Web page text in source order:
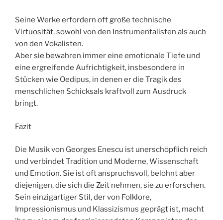
Seine Werke erfordern oft große technische
Virtuosität, sowohl von den Instrumentalisten als auch
von den Vokalisten.
Aber sie bewahren immer eine emotionale Tiefe und
eine ergreifende Aufrichtigkeit, insbesondere in
Stücken wie Oedipus, in denen er die Tragik des
menschlichen Schicksals kraftvoll zum Ausdruck
bringt.
Fazit
Die Musik von Georges Enescu ist unerschöpflich reich
und verbindet Tradition und Moderne, Wissenschaft
und Emotion. Sie ist oft anspruchsvoll, belohnt aber
diejenigen, die sich die Zeit nehmen, sie zu erforschen.
Sein einzigartiger Stil, der von Folklore,
Impressionismus und Klassizismus geprägt ist, macht